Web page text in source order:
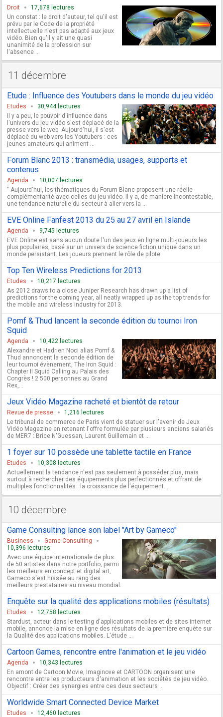
Droit
17,678 lectures
Un constat : le droit d'auteur, tel qu'il est
prévu par le Code de la propriété
intellectuelle n'est pas adapté aux jeux
vidéo. Bien qu'il y ait une quasi
unanimité de la profession sur
l'absence ...
11 décembre
Etude : Influence des Youtubers dans le monde du jeu vidéo
Etudes
30,944 lectures
Il y a peu, le pouvoir d'influence dans
l'univers du jeu vidéo s'est déplacé de la
presse vers le web. Aujourd'hui, il s'est
déplacé du web vers les Youtubers : ces
jeunes amateurs qui animent ...
Forum Blanc 2013 : transmédia, usages, supports et
contenus
Agenda
10,007 lectures
" Aujourd'hui, les thématiques du Forum Blanc proposent une réelle
complémentarité avec celles du jeu vidéo. Il y a, de manière incontestable,
une tendance naturelle du secteur à aller vers la ...
EVE Online Fanfest 2013 du 25 au 27 avril en Islande
Agenda
9,745 lectures
EVE Online est sans aucun doute l'un des jeux en ligne multi-joueurs les
plus populaires, basé sur un univers de science fiction unique dans un
monde persistant. Les joueurs prennent le rôle de pilote
Top Ten Wireless Predictions for 2013
Etudes
10,217 lectures
As 2012 draws to a close Juniper Research has drawn up a list of
predictions for the coming year, all neatly wrapped up as the top trends for
the mobile and wireless industry for 2013.
Pomf & Thud lancent la seconde édition du tournoi Iron
Squid
Agenda
10,422 lectures
Alexandre et Hadrien Noci alias Pomf &
Thud annoncent la seconde édition de
leur tournoi évènement, The Iron Squid :
Chapter II Squid Calling au Palais des
Congrès ! 2 500 personnes au Grand
Rex,...
Jeux Vidéo Magazine racheté et bientôt de retour
Revue de presse
1,216 lectures
Le tribunal de commerce de Paris vient de statuer sur l'avenir de Jeux
Vidéo Magazine en retenant l'offre formulée par plusieurs anciens salariés
de MER7 : Brice N'Guessan, Laurent Guillemain et ...
1 foyer sur 10 possède une tablette tactile en France
Etudes
10,308 lectures
Actuellement la tendance n'est pas seulement à posséder plus, mais
surtout à rechercher des équipements plus perfectionnés et offrant de
multiples fonctionnalités : la croissance de l'équipement...
10 décembre
Game Consulting lance son label "Art by Gameco"
Business
Game Consulting
10,396 lectures
Avec une équipe internationale de plus
de 50 artistes dans notre portfolio, parmi
les meilleurs en concept et digital art,
Gameco s'est hissée au rang des
meilleurs prestataires au niveau mondial.
Enquête sur la qualité des applications mobiles (résultats)
Etudes
12,758 lectures
Stardust, acteur dans le testing d'applications mobiles et de sites internet
mobile, annonce la mise en ligne des résultats de la première enquête sur
la Qualité des applications mobiles. L'étude ...
Cartoon Games, rencontre entre l'animation et le jeu vidéo
Agenda
10,343 lectures
En amont de Cartoon Movie, Imaginove et CARTOON organisent une
rencontre entre les producteurs d'animation et les sociétés de jeu vidéo.
Objectif : Créer des synergies entre ces deux secteurs ...
Worldwide Smart Connected Device Market
Etudes
12,460 lectures